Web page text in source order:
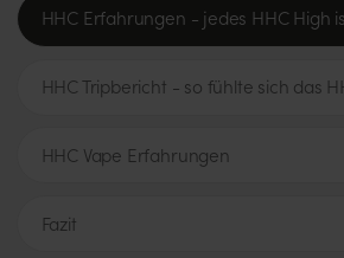
HHC Erfahrungen - jedes HHC High
HHC Tripbericht - so fühlte sich das
HHC Vape Erfahrungen
Fazit